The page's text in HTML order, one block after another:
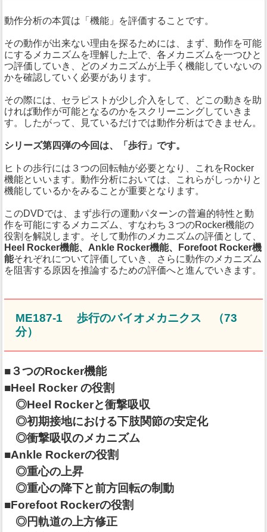
動作分析の本質は「機能」を評価することです。
その動作が出来ない理由を探るためには、まず、動作を可能
にするメカニズムを理解した上で、各メカニズムを一つひと
つ評価していき、どのメカニズムが上手く機能していないの
かを確認していく必要があります。
その際には、セラピストが少し介入をして、どこの動きを助
ければ動作が可能となるのかをスクリーニングしていきま
す。したがって、見ているだけでは動作分析はできません。
シリーズ第四弾の今回は、「歩行」です。
ヒトの歩行には３つの回転軸が必要となり、これをRocker
機能といいます。動作分析においては、これらがしっかりと
機能しているかをみることが重要となります。
このDVDでは、まず歩行の運動パターンの普遍的特性と動
作を可能にするメカニズム、すなわち３つのRocker機能の
役割を解説します。そして動作のメカニズムの評価として、
Heel Rocker機能、Ankle Rocker機能、Forefoot Rocker機
能それぞれについて評価していき、さらに動作のメカニズム
を阻害する原因を推論するための評価へと進んでいきます。
ME187-1 歩行のバイオメカニクス （73
分）
■３つのRocker機能
■Heel Rocker の役割
◎Heel Rockerと衝撃吸収
◎初期接地における下肢関節の安定化
◎衝撃吸収のメカニズム
■Ankle Rockerの役割
◎重心の上昇
◎重心の降下と前方回転の制動
■Forefoot Rockerの役割
◎円軌道の上方修正